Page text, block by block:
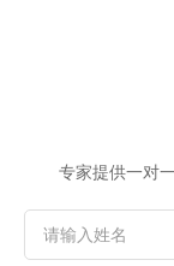
专家提供一对